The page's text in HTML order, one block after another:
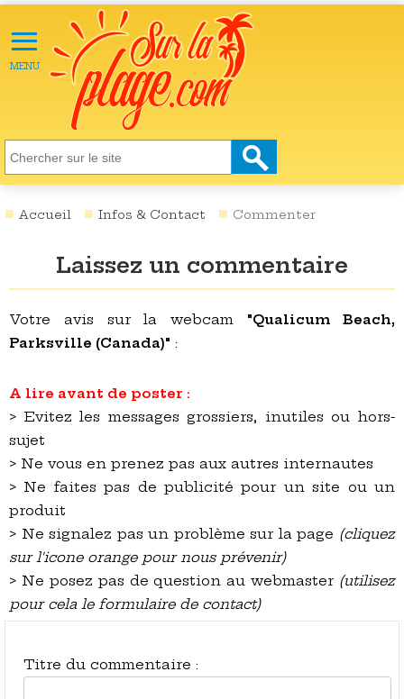
≡
MENU
ACTU
LOISIRS
NATURE
SANTÉ
SOCIÉTÉ
DESTINATIONS
VIDÉOS
Accueil Infos & Contact Commenter
Laissez un commentaire
Votre avis sur la webcam "Qualicum Beach,
Parksville (Canada)" :
A lire avant de poster :
> Evitez les messages grossiers, inutiles ou hors-
sujet
> Ne vous en prenez pas aux autres internautes
> Ne faites pas de publicité pour un site ou un
produit
> Ne signalez pas un problème sur la page (cliquez
sur l'icone orange pour nous prévenir)
> Ne posez pas de question au webmaster (utilisez
pour cela le formulaire de contact)
Titre du commentaire :